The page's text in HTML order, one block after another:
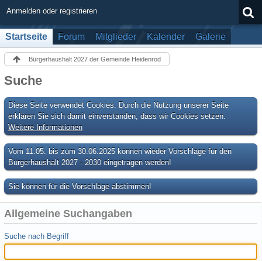
Anmelden oder registrieren
Startseite Forum Mitglieder Kalender Galerie
Bürgerhaushalt 2027 der Gemeinde Heidenrod
Suche
Diese Seite verwendet Cookies. Durch die Nutzung unserer Seite
erklären Sie sich damit einverstanden, dass wir Cookies setzen.
Weitere Informationen
Vom 11.05. bis zum 30.06.2025 können wieder Vorschläge für den
Bürgerhaushalt 2027 - 2030 eingetragen werden!
Sie können für die Vorschläge abstimmen!
Allgemeine Suchangaben
Suche nach Begriff